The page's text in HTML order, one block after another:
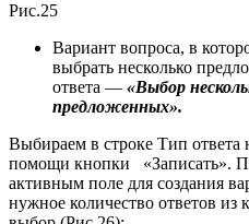
Рис.25
Вариант вопроса, в
выбрать несколько
ответа — «Выбор
предложенных».
Выбираем в строке Тип
помощи кнопки «Записать».
активным поле для создания
нужное количество ответов из